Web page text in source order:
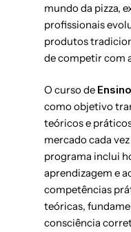
mundo da pizza,
profissionais
produtos
de competir com
O curso de
como objetivo
teóricos e
mercado cada
programa inclui
aprendizagem e
competências
teóricas,
consciência